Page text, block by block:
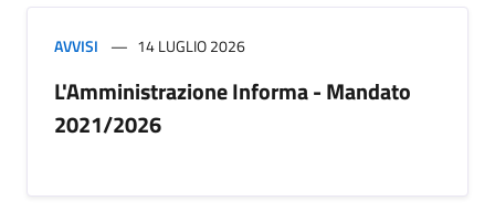
AVVISI 14 LUGLIO 2026
L'Amministrazione Informa - Mandato
2021/2026